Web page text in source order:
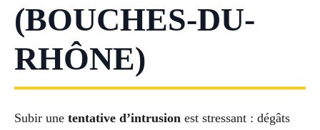
(BOUCHES-DU-
RHÔNE)
Subir une tentative d’intrusion est stressant : dégâts